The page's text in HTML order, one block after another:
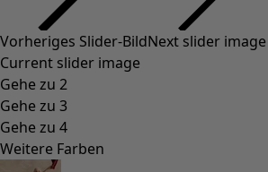
Styles-Mode
Leinenkleidung
Kleider im Hippie-Stil
Große Größen
Blumenkleidung
Hippie-Mode
Skandinavische Mode
Lagenlook